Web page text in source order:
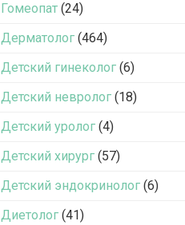
Гомеопат (24)
Дерматолог (464)
Детский гинеколог (6)
Детский невролог (18)
Детский уролог (4)
Детский хирург (57)
Детский эндокринолог (6)
Диетолог (41)